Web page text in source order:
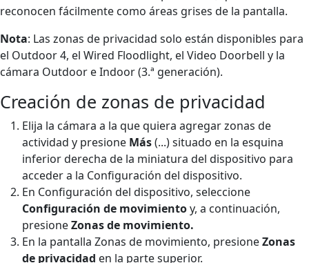
reconocen fácilmente como áreas grises de la pantalla.
Nota: Las zonas de privacidad solo están disponibles para
el Outdoor 4, el Wired Floodlight, el Video Doorbell y la
cámara Outdoor e Indoor (3.ª generación).
Creación de zonas de privacidad
Elija la cámara a la que quiera agregar zonas de
actividad y presione Más(...)situado en la esquina
inferior derecha de la miniatura del dispositivo para
acceder a la Configuración del dispositivo.
En Configuración del dispositivo, seleccione
Configuración de movimientoy, a continuación,
presioneZonas de movimiento.
En la pantalla Zonas de movimiento, presioneZonas
de privacidad en la parte superior.